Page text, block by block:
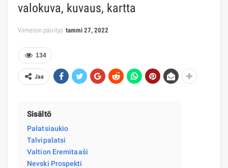
valokuva, kuvaus, kartta
Viimeisin päivitys tammi 27, 2022
134
Jaa
Sisältö
Palatsiaukio
Talvipalatsi
Valtion Eremitaaši
Nevski Prospekti